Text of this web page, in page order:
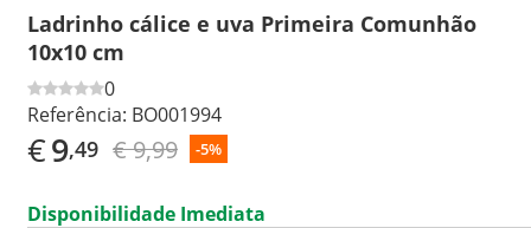
Ladrinho cálice e uva Primeira Comunhão
10x10 cm
0
Referência: BO001994
€9,49 € 9,99 -5%
Disponibilidade Imediata